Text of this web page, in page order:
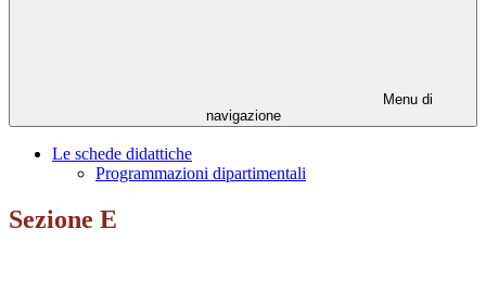
Menu di
navigazione
Le schede didattiche
Programmazioni dipartimentali
Sezione E